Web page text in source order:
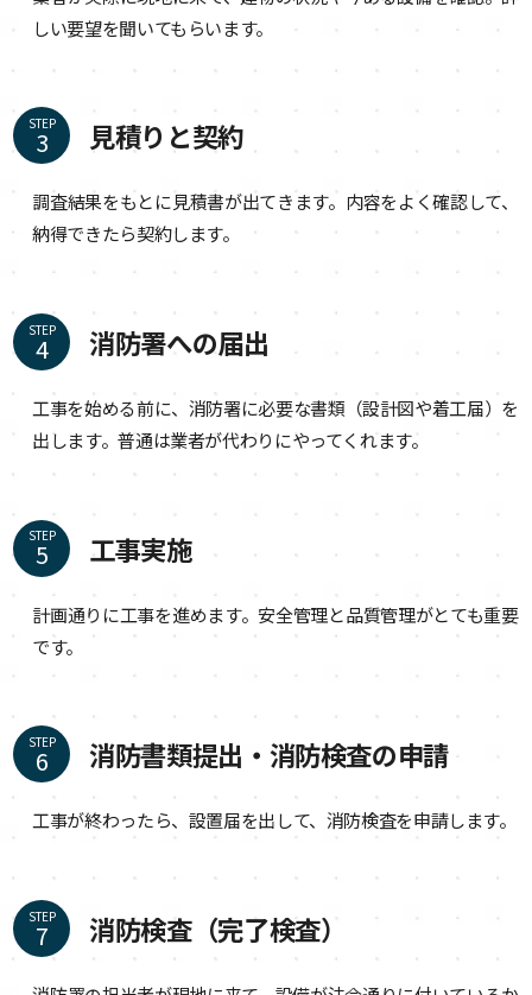
しい要望を聞いてもらいます。
STEP 見積りと契約
調査結果をもとに見積書が出てきます。内容をよく確認して、
納得できたら契約します。
STEP 消防署への届出
工事を始める前に、消防署に必要な書類（設計図や着工届）を
出します。普通は業者が代わりにやってくれます。
STEP 工事実施
計画通りに工事を進めます。安全管理と品質管理がとても重要
です。
STEP 消防書類提出・消防検査の申請
工事が終わったら、設置届を出して、消防検査を申請します。
STEP 消防検査（完了検査）